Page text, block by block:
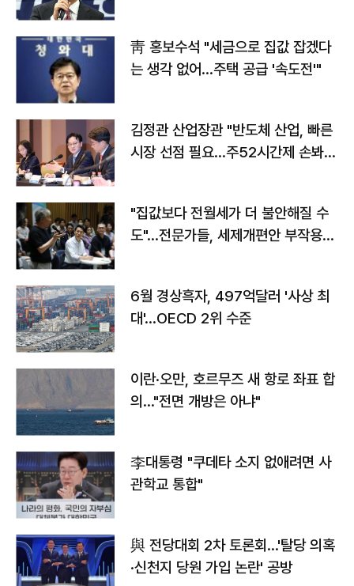
靑 홍보수석 "세금으로 집값 잡겠다
는 생각 없어…주택 공급 '속도전'"
김정관 산업장관 "반도체 산업, 빠른
시장 선점 필요…주52시간제 손봐
"집값보다 전월세가 더 불안해질 수
도"…전문가들, 세제개편안 부작용
6월 경상흑자, 497억달러 '사상 최
대'…OECD 2위 수준
이란·오만, 호르무즈 새 항로 좌표 합
의…"전면 개방은 아냐"
李대통령 "쿠데타 소지 없애려면 사
관학교 통합"
與 전당대회 2차 토론회…'탈당 의혹
·신천지 당원 가입 논란' 공방